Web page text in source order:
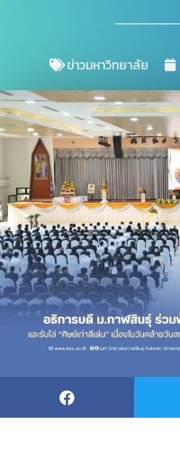
ข่าวมหาวิทยาลัย